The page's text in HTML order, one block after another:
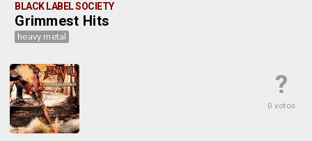
BLACK LABEL SOCIETY
Grimmest Hits
heavy metal
?
0 votos